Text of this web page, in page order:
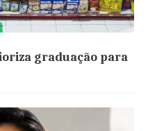
graduação para